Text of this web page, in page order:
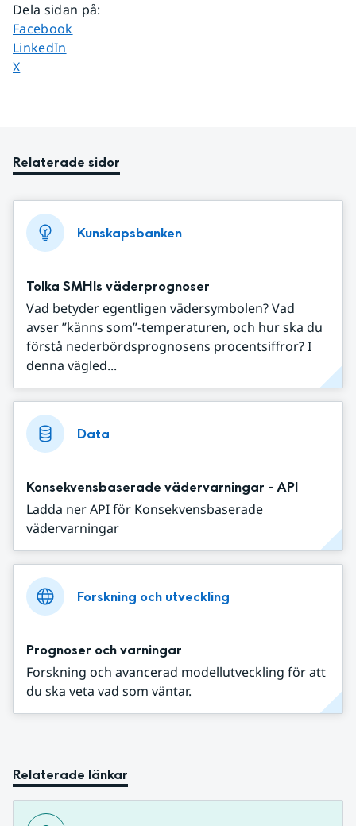
Dela sidan på:
Dela sidan på
Facebook
Dela sidan på
LinkedIn
Dela sidan på
X
Relaterade sidor
Kunskapsbanken
Tolka SMHIs väderprognoser
Vad betyder egentligen vädersymbolen? Vad
avser ”känns som”-temperaturen, och hur ska du
förstå nederbördsprognosens procentsiffror? I
denna vägled...
Data
Konsekvensbaserade vädervarningar - API
Ladda ner API för Konsekvensbaserade
vädervarningar
Forskning och utveckling
Prognoser och varningar
Forskning och avancerad modellutveckling för att
du ska veta vad som väntar.
Relaterade länkar